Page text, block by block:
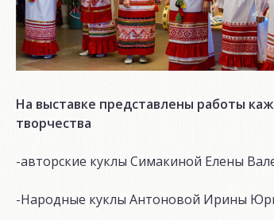
На выставке представлены работы
творчества
-авторские куклы Симакиной Елены
-Народные куклы Антоновой Ирины